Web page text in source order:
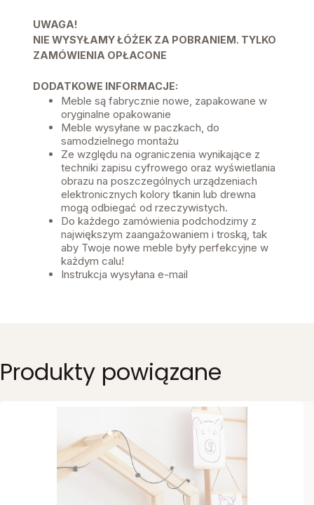
UWAGA!
NIE WYSYŁAMY ŁÓŻEK ZA POBRANIEM. TYLKO
ZAMÓWIENIA OPŁACONE
DODATKOWE INFORMACJE:
Meble są fabrycznie nowe, zapakowane w
oryginalne opakowanie
Meble wysyłane w paczkach, do
samodzielnego montażu
Ze względu na ograniczenia wynikające z
techniki zapisu cyfrowego oraz wyświetlania
obrazu na poszczególnych urządzeniach
elektronicznych kolory tkanin lub drewna
mogą odbiegać od rzeczywistych.
Do każdego zamówienia podchodzimy z
największym zaangażowaniem i troską, tak
aby Twoje nowe meble były perfekcyjne w
każdym calu!
Instrukcja wysyłana e-mail
Produkty powiązane